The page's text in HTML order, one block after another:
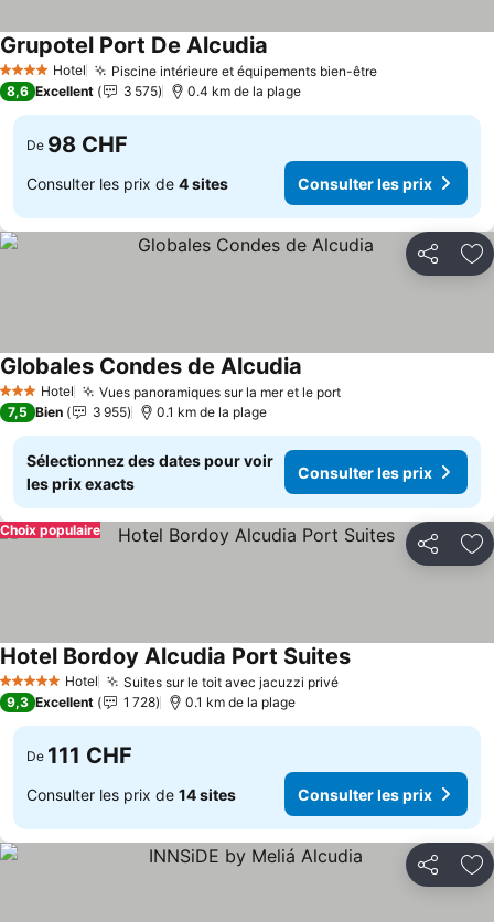
4 Étoiles Hotel Piscine intérieure et équipements bien-être
Grupotel Port De Alcudia
8,6 Excellent 3 575 0.4 km de la plage
De 98 CHF
Consulter les prix de 4 sites Consulter les prix
Partager
3 ÉtoilesHotel Vues panoramiques sur la mer et le port
Globales Condes de Alcudia
7,5 Bien 3 955 0.1 km de la plage
Sélectionnez des dates pour voir
les prix exacts
Consulter les prix
Partager
Choix populaire
5 Étoiles Hotel Suites sur le toit avec jacuzzi privé
Hotel Bordoy Alcudia Port Suites
9,3 Excellent 1 728 0.1 km de la plage
De 111 CHF
Consulter les prix de 14 sites Consulter les prix
Partager